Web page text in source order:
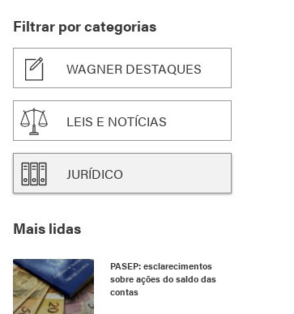
Filtrar por categorias
WAGNER DESTAQUES
LEIS E NOTÍCIAS
JURÍDICO
Mais lidas
PASEP: esclarecimentos
sobre ações do saldo das
contas